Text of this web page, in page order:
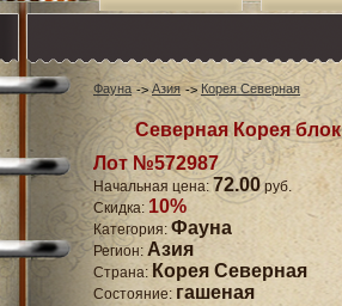
Фауна Азия Корея Северная
Северная Корея блок
Лот №572987
Начальная цена: 72.00руб.
Скидка: 10%
Категория: Фауна
Регион: Азия
Страна: Корея Северная
Состояние: гашеная